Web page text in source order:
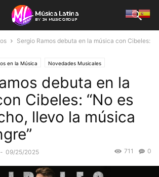
Sergio Ramos debuta en la música con Cibeles:
en la Música Novedades Musicales
debuta en la
Cibeles: “No es
llevo la música
- 09/25/2025 0
711